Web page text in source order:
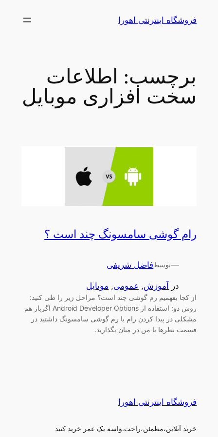
فروشگاه اینترنتی اهورا
برچسب: اطلاعات
سخت افزاری موبایل
رام گوشی سامسونگ چند است ؟
—توسطفاضل شریفی
در آموزش, عمومی, موبایل
از کجا بفهمیم رم گوشی چند است؟ مراحل زیر را طی کنید:
روش دو: استفاده از Android Developer Options اگرباز هم
مشکلی در پیدا کردن رام یا رم گوشی سامسونگ داشتید در
قسمت نظرها با من در میان بگذارید.
فروشگاه اینترنتی اهورا
خرید آنلاین،مطمئن،راحت.واسه یک عمر خرید کنید